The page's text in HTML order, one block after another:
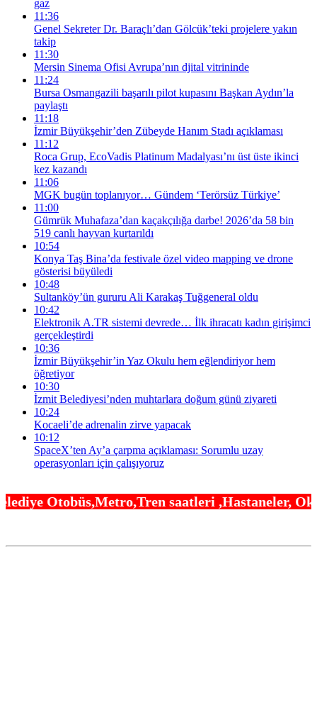
gaz
11:36
Genel Sekreter Dr. Baraçlı’dan Gölcük’teki projelere yakın
takip
11:30
Mersin Sinema Ofisi Avrupa’nın djital vitrininde
11:24
Bursa Osmangazili başarılı pilot kupasını Başkan Aydın’la
paylaştı
11:18
İzmir Büyükşehir’den Zübeyde Hanım Stadı açıklaması
11:12
Roca Grup, EcoVadis Platinum Madalyası’nı üst üste ikinci
kez kazandı
11:06
MGK bugün toplanıyor… Gündem ‘Terörsüz Türkiye’
11:00
Gümrük Muhafaza’dan kaçakçılığa darbe! 2026’da 58 bin
519 canlı hayvan kurtarıldı
10:54
Konya Taş Bina’da festivale özel video mapping ve drone
gösterisi büyüledi
10:48
Sultanköy’ün gururu Ali Karakaş Tuğgeneral oldu
10:42
Elektronik A.TR sistemi devrede… İlk ihracatı kadın girişimci
gerçekleştirdi
10:36
İzmir Büyükşehir’in Yaz Okulu hem eğlendiriyor hem
öğretiyor
10:30
İzmit Belediyesi’nden muhtarlara doğum günü ziyareti
10:24
Kocaeli’de adrenalin zirve yapacak
10:12
SpaceX’ten Ay’a çarpma açıklaması: Sorumlu uzay
operasyonları için çalışıyoruz
saatleri ,Hastaneler,